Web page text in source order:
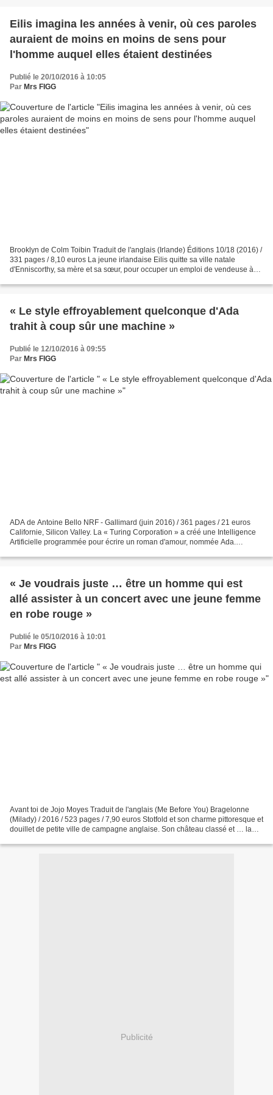
Eilis imagina les années à venir, où ces paroles
auraient de moins en moins de sens pour
l'homme auquel elles étaient destinées
Publié le 20/10/2016 à 10:05
Par Mrs FIGG
Brooklyn de Colm Toibin Traduit de l'anglais (Irlande) Éditions 10/18 (2016) /
331 pages / 8,10 euros La jeune irlandaise Eilis quitte sa ville natale
d'Enniscorthy, sa mère et sa sœur, pour occuper un emploi de vendeuse à
« Le style effroyablement quelconque d'Ada
trahit à coup sûr une machine »
Publié le 12/10/2016 à 09:55
Par Mrs FIGG
ADA de Antoine Bello NRF - Gallimard (juin 2016) / 361 pages / 21 euros
Californie, Silicon Valley. La « Turing Corporation » a créé une Intelligence
Artificielle programmée pour écrire un roman d'amour, nommée Ada.
« Je voudrais juste … être un homme qui est
allé assister à un concert avec une jeune femme
en robe rouge »
Publié le 05/10/2016 à 10:01
Par Mrs FIGG
Avant toi de Jojo Moyes Traduit de l'anglais (Me Before You) Bragelonne
(Milady) / 2016 / 523 pages / 7,90 euros Stotfold et son charme pittoresque et
douillet de petite ville de campagne anglaise. Son château classé et … la
Publicité